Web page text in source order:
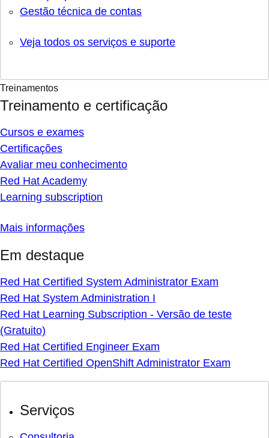
Gestão técnica de contas
Veja todos os serviços e suporte
Treinamentos
Treinamento e certificação
Cursos e exames
Certificações
Avaliar meu conhecimento
Red Hat Academy
Learning subscription
Mais informações
Em destaque
Red Hat Certified System Administrator Exam
Red Hat System Administration I
Red Hat Learning Subscription - Versão de teste
(Gratuito)
Red Hat Certified Engineer Exam
Red Hat Certified OpenShift Administrator Exam
Serviços